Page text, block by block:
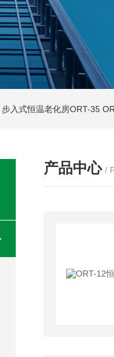
步入式恒温老化房ORT-35
产品中心 /